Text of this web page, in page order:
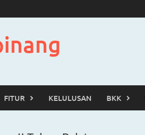
FITUR KELULUSAN BKK